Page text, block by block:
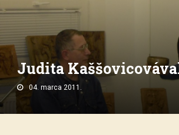
Judita
04. marca 2011.